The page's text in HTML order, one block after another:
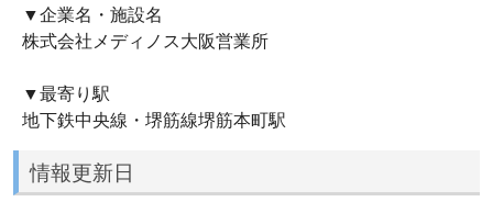
▼企業名・施設名
株式会社メディノス大阪営業所
▼最寄り駅
地下鉄中央線・堺筋線堺筋本町駅
情報更新日